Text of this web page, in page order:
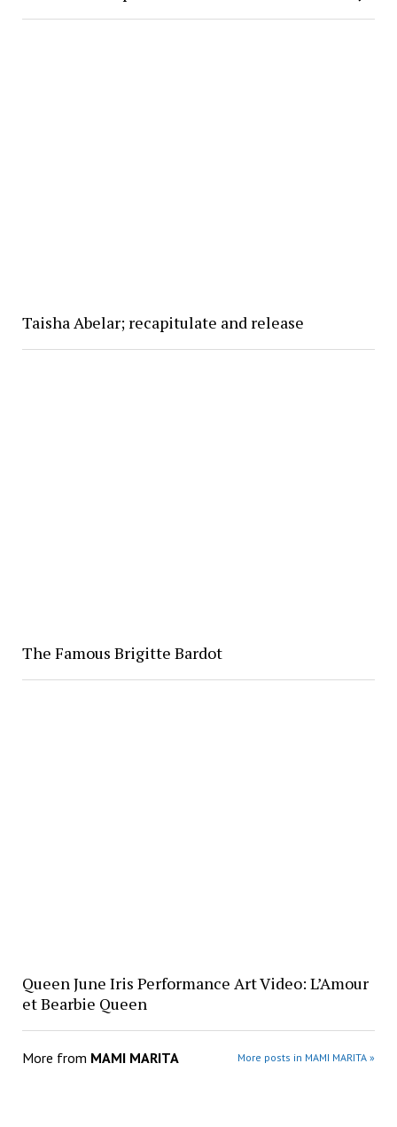
Taisha Abelar; recapitulate and release
The Famous Brigitte Bardot
Queen June Iris Performance Art Video: L’Amour
et Bearbie Queen
More from MAMI MARITA More posts in MAMI MARITA »